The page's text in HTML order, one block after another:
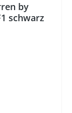
by
schwarz